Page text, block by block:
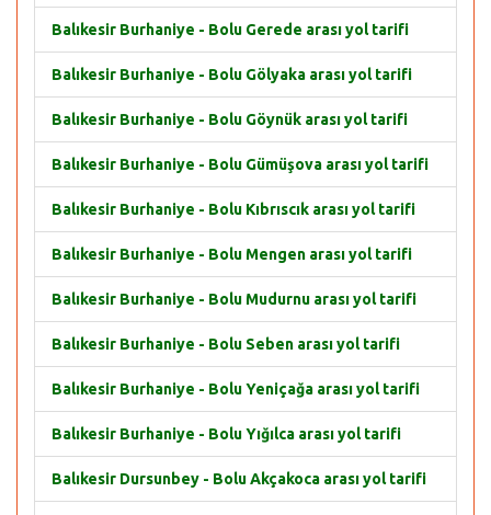
Balıkesir Burhaniye - Bolu Gerede arası yol tarifi
Balıkesir Burhaniye - Bolu Gölyaka arası yol tarifi
Balıkesir Burhaniye - Bolu Göynük arası yol tarifi
Balıkesir Burhaniye - Bolu Gümüşova arası yol tarifi
Balıkesir Burhaniye - Bolu Kıbrıscık arası yol tarifi
Balıkesir Burhaniye - Bolu Mengen arası yol tarifi
Balıkesir Burhaniye - Bolu Mudurnu arası yol tarifi
Balıkesir Burhaniye - Bolu Seben arası yol tarifi
Balıkesir Burhaniye - Bolu Yeniçağa arası yol tarifi
Balıkesir Burhaniye - Bolu Yığılca arası yol tarifi
Balıkesir Dursunbey - Bolu Akçakoca arası yol tarifi